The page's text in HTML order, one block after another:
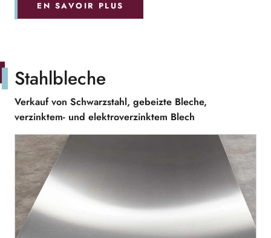
EN SAVOIR PLUS
Verkauf von Schwarzstahl, gebeizte Bleche,
verzinktem- und elektroverzinktem Blech
Stahlbleche